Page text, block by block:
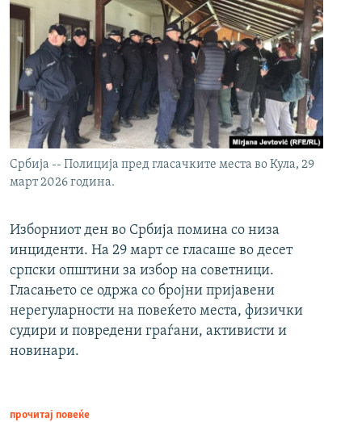
Србија -- Полиција пред гласачките места во Кула, 29
март 2026 година.
Изборниот ден во Србија помина со низа
инциденти. На 29 март се гласаше во десет
српски општини за избор на советници.
Гласањето се одржа со бројни пријавени
нерегуларности на повеќето места, физички
судири и повредени граѓани, активисти и
новинари.
прочитај повеќе